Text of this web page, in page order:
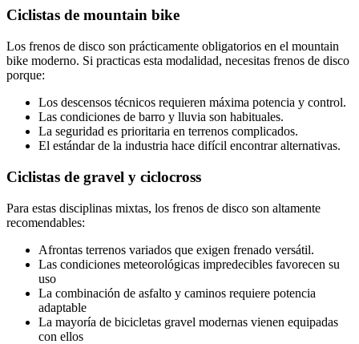
Ciclistas de mountain bike
Los frenos de disco son prácticamente obligatorios en el mountain
bike moderno. Si practicas esta modalidad, necesitas frenos de disco
porque:
Los descensos técnicos requieren máxima potencia y control.
Las condiciones de barro y lluvia son habituales.
La seguridad es prioritaria en terrenos complicados.
El estándar de la industria hace difícil encontrar alternativas.
Ciclistas de gravel y ciclocross
Para estas disciplinas mixtas, los frenos de disco son altamente
recomendables:
Afrontas terrenos variados que exigen frenado versátil.
Las condiciones meteorológicas impredecibles favorecen su
uso
La combinación de asfalto y caminos requiere potencia
adaptable
La mayoría de bicicletas gravel modernas vienen equipadas
con ellos